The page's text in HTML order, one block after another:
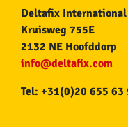
Deltafix International
Kruisweg 755E
2132 NE Hoofddorp
info@deltafix.com
Tel: +31(0)20 655 63